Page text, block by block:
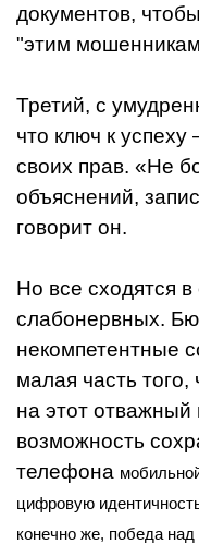
документов,
"этим
Третий, с
что ключ к успеху
своих прав. «Не
объяснений,
говорит он.
Но все сходятся
слабонервных.
некомпетентные
малая часть
на этот отважный
возможность
телефона
цифровую
конечно же, победа над